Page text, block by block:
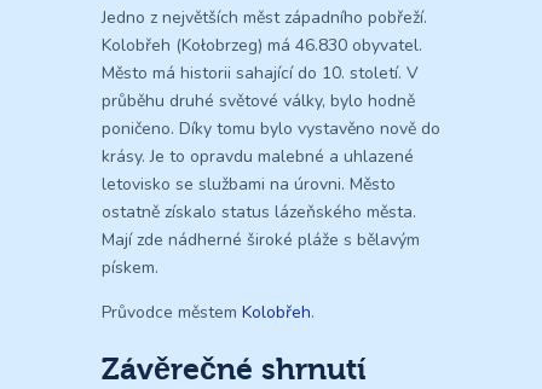
Jedno z největších měst západního pobřeží.
Kolobřeh (Kołobrzeg) má 46.830 obyvatel.
Město má historii sahající do 10. století. V
průběhu druhé světové války, bylo hodně
poničeno. Díky tomu bylo vystavěno nově do
krásy. Je to opravdu malebné a uhlazené
letovisko se službami na úrovni. Město
ostatně získalo status lázeňského města.
Mají zde nádherné široké pláže s bělavým
pískem.
Průvodce městem Kolobřeh.
Závěrečné shrnutí